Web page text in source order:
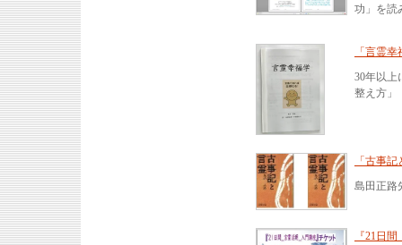
功」を読
「言霊
30年以上
整え方」
「古事
島田正路
『21日